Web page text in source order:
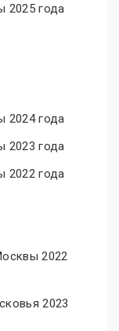
2025 года
2024 года
2023 года
2022 года
2022
2023